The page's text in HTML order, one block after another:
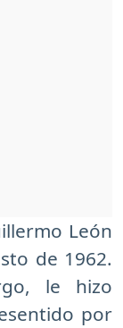
León
de 1962.
le hizo
por